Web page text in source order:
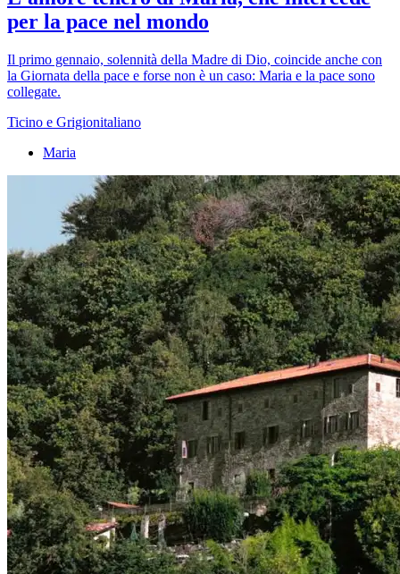
per la pace nel mondo
Il primo gennaio, solennità della Madre di Dio, coincide anche con
la Giornata della pace e forse non è un caso: Maria e la pace sono
collegate.
Ticino e Grigionitaliano
Maria